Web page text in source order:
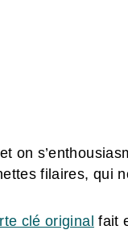
on
filaires, qui
clé original fait